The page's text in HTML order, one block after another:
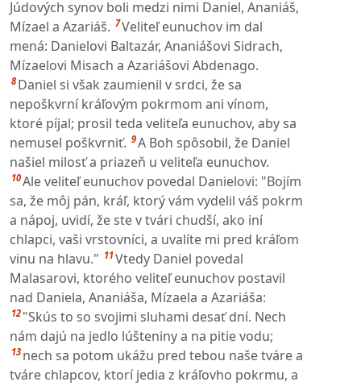
Júdových synov boli medzi nimi Daniel, Ananiáš,
Mízael a Azariáš. 7Veliteľ eunuchov im dal
mená: Danielovi Baltazár, Ananiášovi Sidrach,
Mízaelovi Misach a Azariášovi Abdenago.
8 Daniel si však zaumienil v srdci, že sa
nepoškvrní kráľovým pokrmom ani vínom,
ktoré píjal; prosil teda veliteľa eunuchov, aby sa
nemusel poškvrniť. 9A Boh spôsobil, že Daniel
našiel milosť a priazeň u veliteľa eunuchov.
10Ale veliteľ eunuchov povedal Danielovi: "Bojím
sa, že môj pán, kráľ, ktorý vám vydelil váš pokrm
a nápoj, uvidí, že ste v tvári chudší, ako iní
chlapci, vaši vrstovníci, a uvalíte mi pred kráľom
vinu na hlavu." 11Vtedy Daniel povedal
Malasarovi, ktorého veliteľ eunuchov postavil
nad Daniela, Ananiáša, Mízaela a Azariáša:
12 "Skús to so svojimi sluhami desať dní. Nech
nám dajú na jedlo lúšteniny a na pitie vodu;
13 nech sa potom ukážu pred tebou naše tváre a
tváre chlapcov, ktorí jedia z kráľovho pokrmu, a